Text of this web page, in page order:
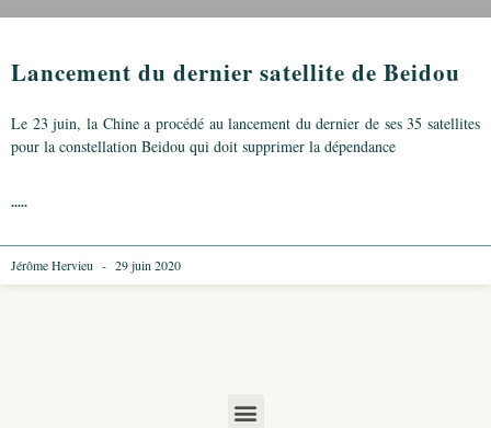
Lancement du dernier satellite de Beidou
Le 23 juin, la Chine a procédé au lancement du dernier de ses 35 satellites
pour la constellation Beidou qui doit supprimer la dépendance
.....
Jérôme Hervieu 29 juin 2020